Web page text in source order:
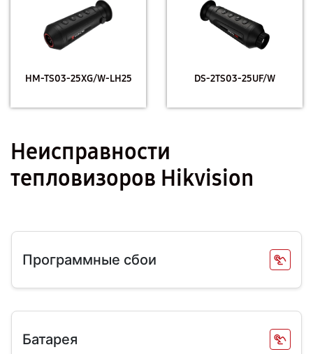
HM-TS03-25XG/W-LH25 DS-2TS03-25UF/W
Неисправности
тепловизоров Hikvision
Программные сбои
Батарея